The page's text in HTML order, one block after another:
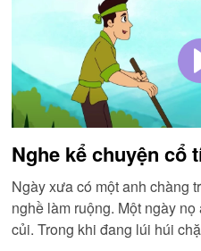
Nghe kể chuyện cổ
Ngày xưa có một anh chàng
nghề làm ruộng. Một ngày
củi. Trong khi đang lúi húi